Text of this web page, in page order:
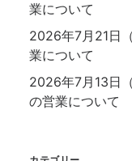
業について
2026年7月21日
業について
2026年7月13日
の営業について